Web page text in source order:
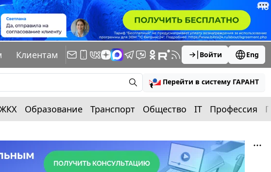
Клиентам Войти Eng
Перейти в систему ГАРАНТ
Образование Транспорт Общество IT Профессия